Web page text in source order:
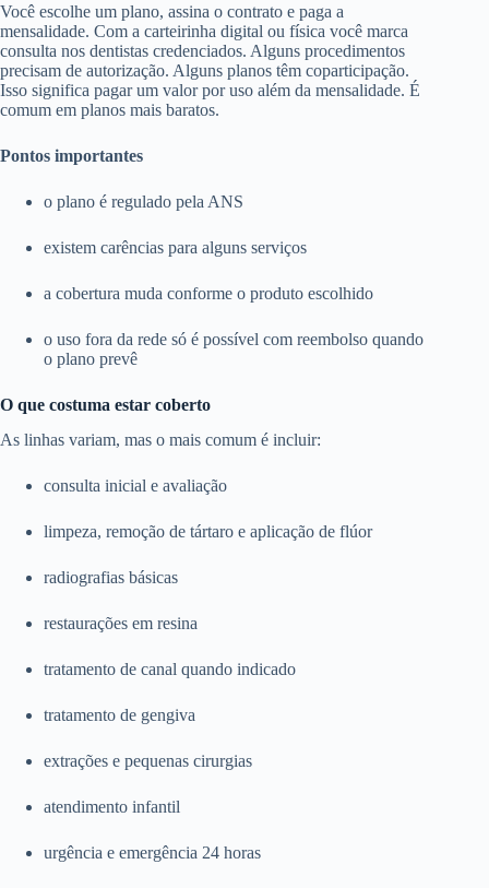
Você escolhe um plano, assina o contrato e paga a
mensalidade. Com a carteirinha digital ou física você marca
consulta nos dentistas credenciados. Alguns procedimentos
precisam de autorização. Alguns planos têm coparticipação.
Isso significa pagar um valor por uso além da mensalidade. É
comum em planos mais baratos.
Pontos importantes
o plano é regulado pela ANS
existem carências para alguns serviços
a cobertura muda conforme o produto escolhido
o uso fora da rede só é possível com reembolso quando
o plano prevê
O que costuma estar coberto
As linhas variam, mas o mais comum é incluir:
consulta inicial e avaliação
limpeza, remoção de tártaro e aplicação de flúor
radiografias básicas
restaurações em resina
tratamento de canal quando indicado
tratamento de gengiva
extrações e pequenas cirurgias
atendimento infantil
urgência e emergência 24 horas